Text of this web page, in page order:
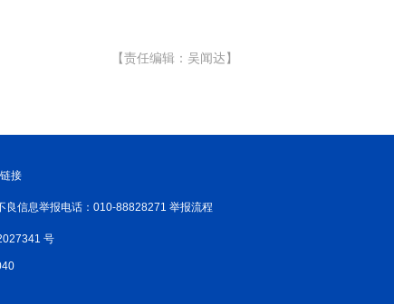
【责任编辑：吴闻达】
接
良信息举报电话：010-88828271 举报流程
号